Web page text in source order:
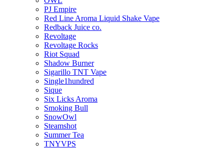
PJ Empire
Red Line Aroma Liquid Shake Vape
Redback Juice co.
Revoltage
Revoltage Rocks
Riot Squad
Shadow Burner
Sigarillo TNT Vape
Single1hundred
Sique
Six Licks Aroma
Smoking Bull
SnowOwl
Steamshot
Summer Tea
TNYVPS